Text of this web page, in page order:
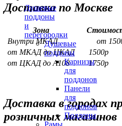
Душевые
поддоны
и
перегородки
Душевые
поддоны
Карнизы
для
поддонов
Панели
для
поддонов
Поддоны
Доставка по Москве
Зона
Внутри МКАД
от
от МКАД до ЦКАД
1500р
от ЦКАД до А108
1750р
Доставка в городах
розничных магазинов